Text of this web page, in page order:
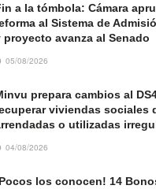
a la tómbola: Cámara
al Sistema de
proyecto avanza al Senado
05/08/2026
prepara cambios al
viviendas sociales
o utilizadas
04/08/2026
los conocen! 14